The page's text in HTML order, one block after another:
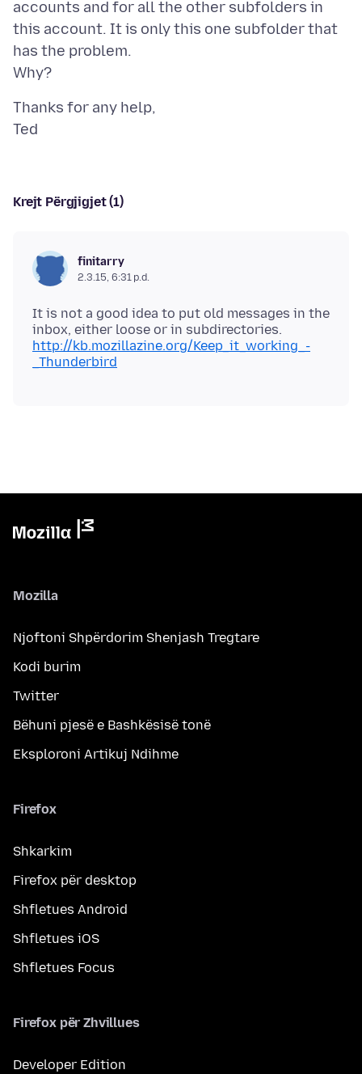
accounts and for all the other subfolders in
this account. It is only this one subfolder that
has the problem.
Thanks for any help,
Krejt Përgjigjet (1)
finitarry
2.3.15, 6:31 p.d.
It is not a good idea to put old messages in the
http://kb.mozillazine.org/Keep_it_working_-
_Thunderbird
Mozilla
Njoftoni Shpërdorim Shenjash Tregtare
Kodi burim
Twitter
Bëhuni pjesë e Bashkësisë tonë
Eksploroni Artikuj Ndihme
Firefox
Shkarkim
Firefox për desktop
Shfletues Android
Shfletues iOS
Shfletues Focus
Firefox për Zhvillues
Developer Edition